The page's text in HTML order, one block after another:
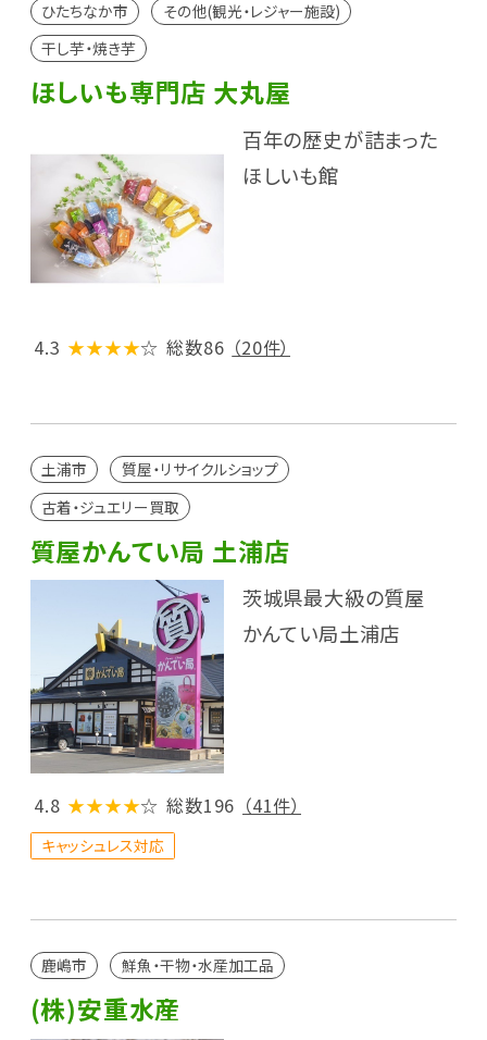
ひたちなか市
その他(観光・レジャー施設)
干し芋・焼き芋
ほしいも専門店 大丸屋
百年の歴史が詰まった
ほしいも館
4.3 ★★★★☆ 総数86 （20件）
土浦市
質屋・リサイクルショップ
古着・ジュエリー買取
質屋かんてい局 土浦店
茨城県最大級の質屋
かんてい局土浦店
4.8 ★★★★☆ 総数196 （41件）
キャッシュレス対応
鹿嶋市 鮮魚・干物・水産加工品
(株)安重水産